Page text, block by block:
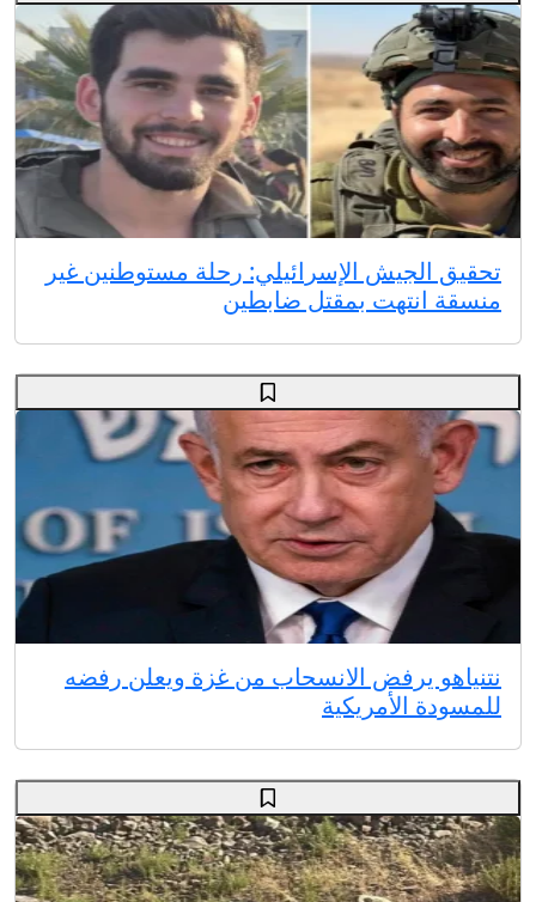
تحقيق الجيش الإسرائيلي: رحلة مستوطنين غير
منسقة انتهت بمقتل ضابطين
نتنياهو يرفض الانسحاب من غزة ويعلن رفضه
للمسودة الأمريكية